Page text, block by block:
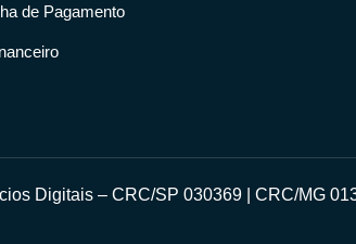
de Pagamento
Digitais – CRC/SP 030369 | CRC/MG